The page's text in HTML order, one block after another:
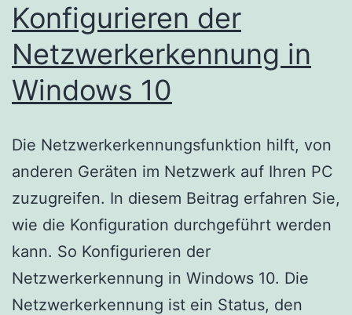
Konfigurieren der
Netzwerkerkennung in
Windows 10
Die Netzwerkerkennungsfunktion hilft, von
anderen Geräten im Netzwerk auf Ihren PC
zuzugreifen. In diesem Beitrag erfahren Sie,
wie die Konfiguration durchgeführt werden
kann. So Konfigurieren der
Netzwerkerkennung in Windows 10. Die
Netzwerkerkennung ist ein Status, den